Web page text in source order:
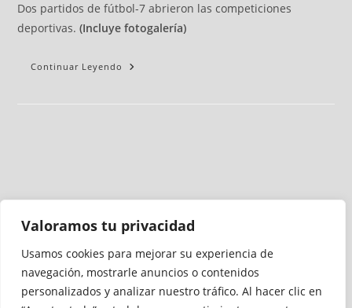
Valoramos tu privacidad
Usamos cookies para mejorar su experiencia de
navegación, mostrarle anuncios o contenidos
personalizados y analizar nuestro tráfico. Al hacer clic en
Dos partidos de fútbol-7 abrieron las competiciones
deportivas.(Incluye fotogalería)
Continuar Leyendo
Medio auditado por